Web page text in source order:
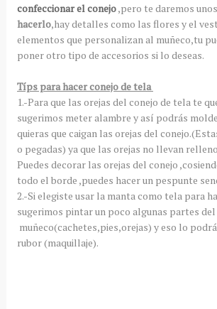
confeccionar el conejo,pero te daremos
hacerlo,hay detalles como las flores y el
elementos que personalizan al muñeco,tu
poner otro tipo de accesorios si lo deseas.
Típs para hacer conejo de tela
1.-Para que las orejas del conejo de tela te
sugerimos meter alambre y así podrás
quieras que caigan las orejas del
o pegadas) ya que las orejas no llevan
Puedes decorar las orejas del conejo
todo el borde ,puedes hacer un pespunte
2.-Si elegiste usar la manta como tela para
sugerimos pintar un poco algunas partes del
muñeco(cachetes,pies,orejas) y eso lo
rubor (maquillaje).